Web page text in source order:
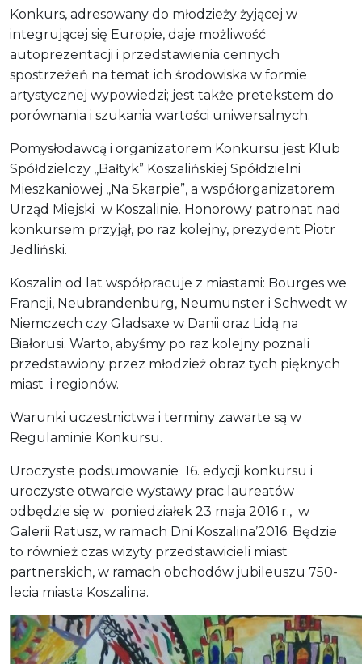
Konkurs, adresowany do młodzieży żyjącej w
integrującej się Europie, daje możliwość
autoprezentacji i przedstawienia cennych
spostrzeżeń na temat ich środowiska w formie
artystycznej wypowiedzi; jest także pretekstem do
porównania i szukania wartości uniwersalnych.
Pomysłodawcą i organizatorem Konkursu jest Klub
Spółdzielczy ,,Bałtyk” Koszalińskiej Spółdzielni
Mieszkaniowej ,,Na Skarpie”, a współorganizatorem
Urząd Miejski w Koszalinie. Honorowy patronat nad
konkursem przyjął, po raz kolejny, prezydent Piotr
Jedliński.
Koszalin od lat współpracuje z miastami: Bourges we
Francji, Neubrandenburg, Neumunster i Schwedt w
Niemczech czy Gladsaxe w Danii oraz Lidą na
Białorusi. Warto, abyśmy po raz kolejny poznali
przedstawiony przez młodzież obraz tych pięknych
miast i regionów.
Warunki uczestnictwa i terminy zawarte są w
Regulaminie Konkursu.
Uroczyste podsumowanie 16. edycji konkursu i
uroczyste otwarcie wystawy prac laureatów
odbędzie się w poniedziałek 23 maja 2016 r., w
Galerii Ratusz, w ramach Dni Koszalina’2016. Będzie
to również czas wizyty przedstawicieli miast
partnerskich, w ramach obchodów jubileuszu 750-
lecia miasta Koszalina.